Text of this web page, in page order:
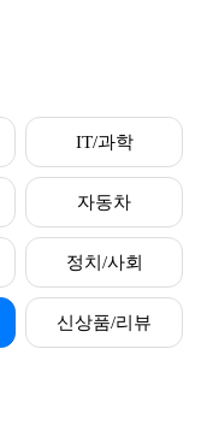
IT/과학
자동차
정치/사회
신상품/리뷰